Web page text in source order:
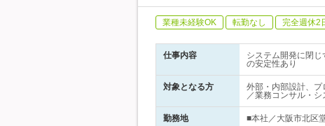
業種未経験OK 転勤なし 完全週休2
仕事内容
システム開発に閉
の安定性あり
対象となる方
外部・内部設計、
／業務コンサル・
勤務地 ■本社／大阪市北区